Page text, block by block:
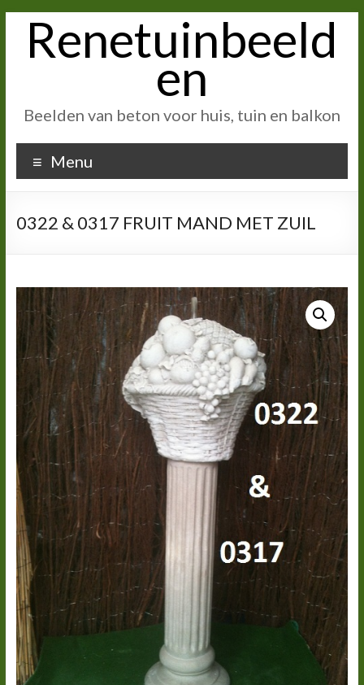
inhoudRenetuinbeeld
en
Beelden van beton voor huis, tuin en balkon
Menu
0322 & 0317 FRUIT MAND MET ZUIL